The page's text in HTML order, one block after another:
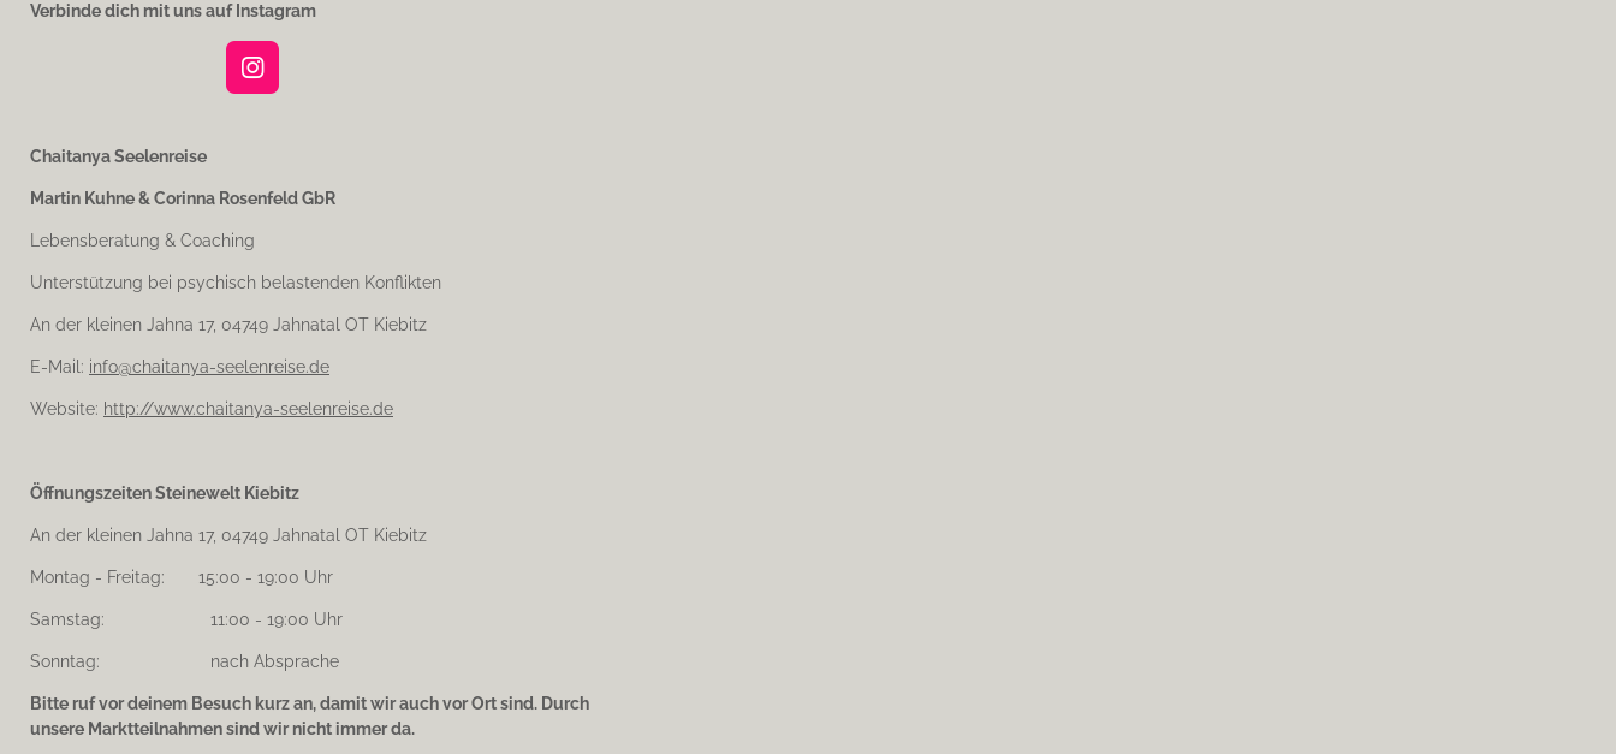
Verbinde dich mit uns auf Instagram
I
g
a
m
Chaitanya Seelenreise
Martin Kuhne & Corinna Rosenfeld GbR
Lebensberatung & Coaching
Unterstützung bei psychisch belastenden Konflikten
An der kleinen Jahna 17, 04749 Jahnatal OT Kiebitz
E-Mail: info@chaitanya-seelenreise.de
Website: http://www.chaitanya-seelenreise.de
Öffnungszeiten Steinewelt Kiebitz
An der kleinen Jahna 17, 04749 Jahnatal OT Kiebitz
Montag - Freitag: 15:00 - 19:00 Uhr
Samstag: 11:00 - 19:00 Uhr
Sonntag: nach Absprache
Bitte ruf vor deinem Besuch kurz an, damit wir auch vor Ort sind. Durch
unsere Marktteilnahmen sind wir nicht immer da.